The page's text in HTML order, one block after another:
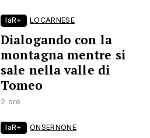
laR+ LOCARNESE
Dialogando con la
montagna mentre si
sale nella valle di
Tomeo
2 ore
laR+ ONSERNONE